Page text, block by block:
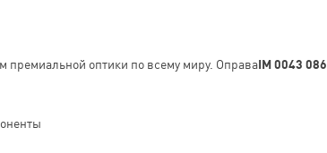
премиальной оптики по всему миру. ОправаIM 0043 086